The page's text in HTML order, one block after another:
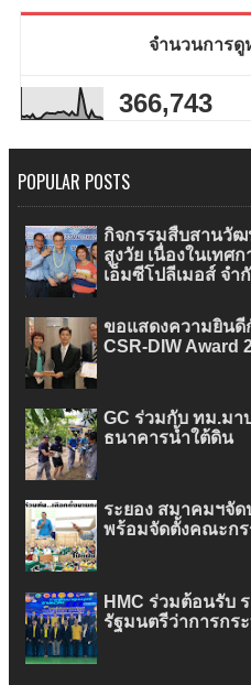
จำนวนการดู
366,743
POPULAR POSTS
กิจกรรมสืบสานวัฒ
สูงวัย เนื่องในเทศ
เอ็มซีโปลีเมอส์ จำ
ขอแสดงความยินดี
CSR-DIW Award
GC ร่วมกับ ทม.มา
ธนาคารน้ำใต้ดิน
ระยอง สมาคมฯจั
พร้อมจัดตั้งคณะก
HMC ร่วมต้อนรับ
รัฐมนตรีว่าการกร